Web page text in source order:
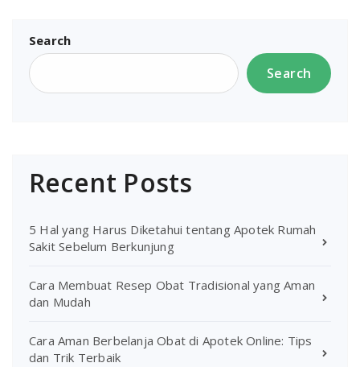
Search
Search
Recent Posts
5 Hal yang Harus Diketahui tentang Apotek Rumah
Sakit Sebelum Berkunjung
Cara Membuat Resep Obat Tradisional yang Aman
dan Mudah
Cara Aman Berbelanja Obat di Apotek Online: Tips
dan Trik Terbaik